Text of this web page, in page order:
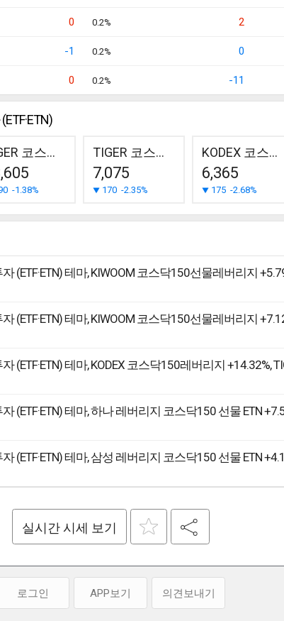
0 0.2% 2
-1 0.2% 0
0 0.2% -11
TIGER 코스닥150
-1.38%
TIGER 코스닥150 레버리지
7,075
170 -2.35%
KODEX 코스닥150레버리지
6,365
175 -2.68%
실시간 시세 보기
로그인 APP보기 의견보내기